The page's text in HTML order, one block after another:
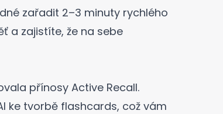
zařadit 2–3 minuty rychlého
a zajistíte, že na sebe
přínosy Active Recall.
ke tvorbě flashcards, což vám